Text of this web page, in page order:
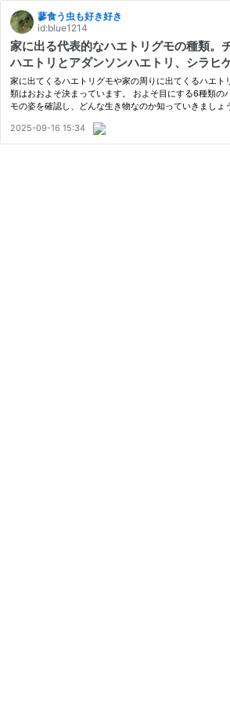
蓼食う虫も好き好き
id:blue1214
家に出る代表的なハエトリグモの種類。
ハエトリとアダンソンハエトリ、シラヒ
リなど。
家に出てくるハエトリグモや家の周りに出てくるハエト
類はおおよそ決まっています。 およそ目にする6種類の
モの姿を確認し、どんな生き物なのか知っていきましょ
2025-09-16 15:34